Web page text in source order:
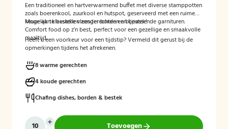
Een traditioneel en hartverwarmend buffet met diverse stamppotten
zoals boerenkool, zuurkool en hutspot, geserveerd met een ruime
keuze aan klassieke vleesgerechten en bijpassende garnituren.
Comfort food op z’n best, perfect voor een gezellige en smaakvolle
maaltijd.
Mogelijk te bestellen zonder borden en bestek!
Heeft u een voorkeur voor een tijdstip? Vermeld dit gerust bij de
opmerkingen tijdens het afrekenen.
8 warme gerechten
4 koude gerechten
Chafing dishes, borden & bestek
Toevoegen